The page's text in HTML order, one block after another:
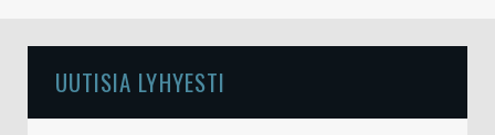
UUTISIA LYHYESTI